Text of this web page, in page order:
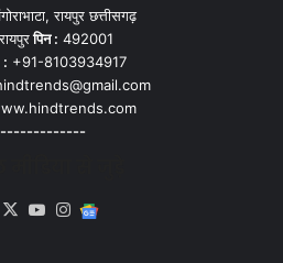
रायपुर छत्तीसगढ़
पिन : 492001
: +91-8103934917
Facebook
X YouTubeInstagram